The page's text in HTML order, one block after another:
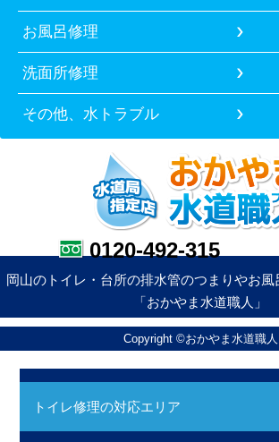
お風呂修理
洗面所修理
その他、水トラブル
0120-492-315
岡山のトイレ・台所の排水管のつまりやお風
「おかやま水道職人」
Copyright ©おかやま水道職
トイレ修理の対応エリア